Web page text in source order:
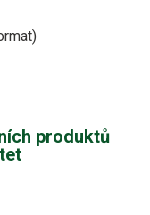
produktů